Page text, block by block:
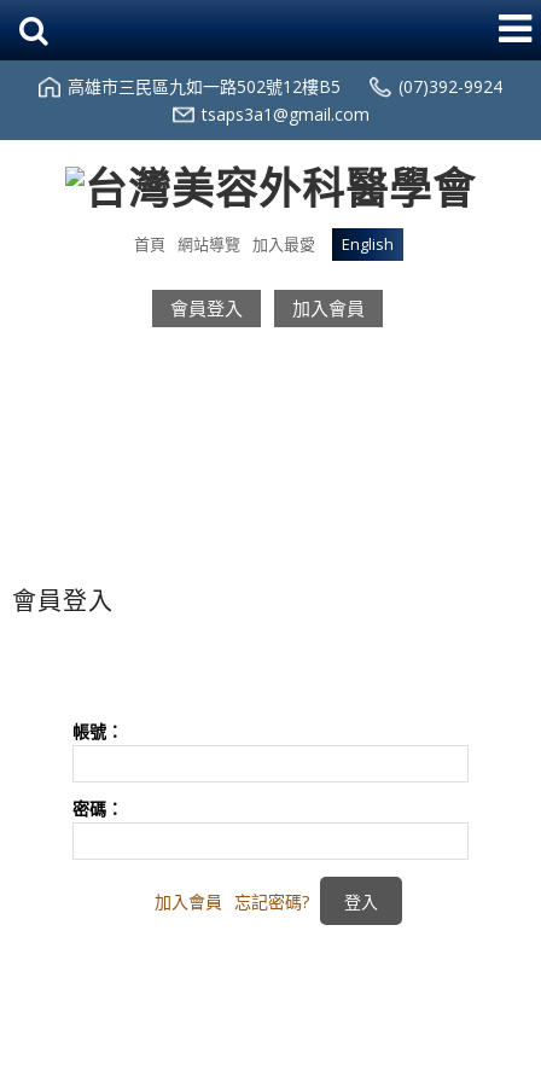
高雄市三民區九如一路502號12樓B5
(07)392-9924
tsaps3a1@gmail.com
首頁 網站導覽 加入最愛 English
會員登入 加入會員
會員登入
帳號：
密碼：
加入會員 忘記密碼?